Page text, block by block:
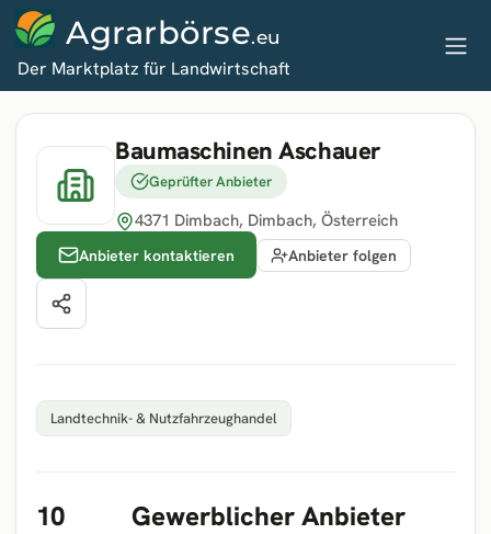
Agrarbörse.eu
Der Marktplatz für Landwirtschaft
Baumaschinen Aschauer
Geprüfter Anbieter
4371 Dimbach, Dimbach, Österreich
Anbieter kontaktieren Anbieter folgen
Landtechnik- & Nutzfahrzeughandel
10 Gewerblicher Anbieter